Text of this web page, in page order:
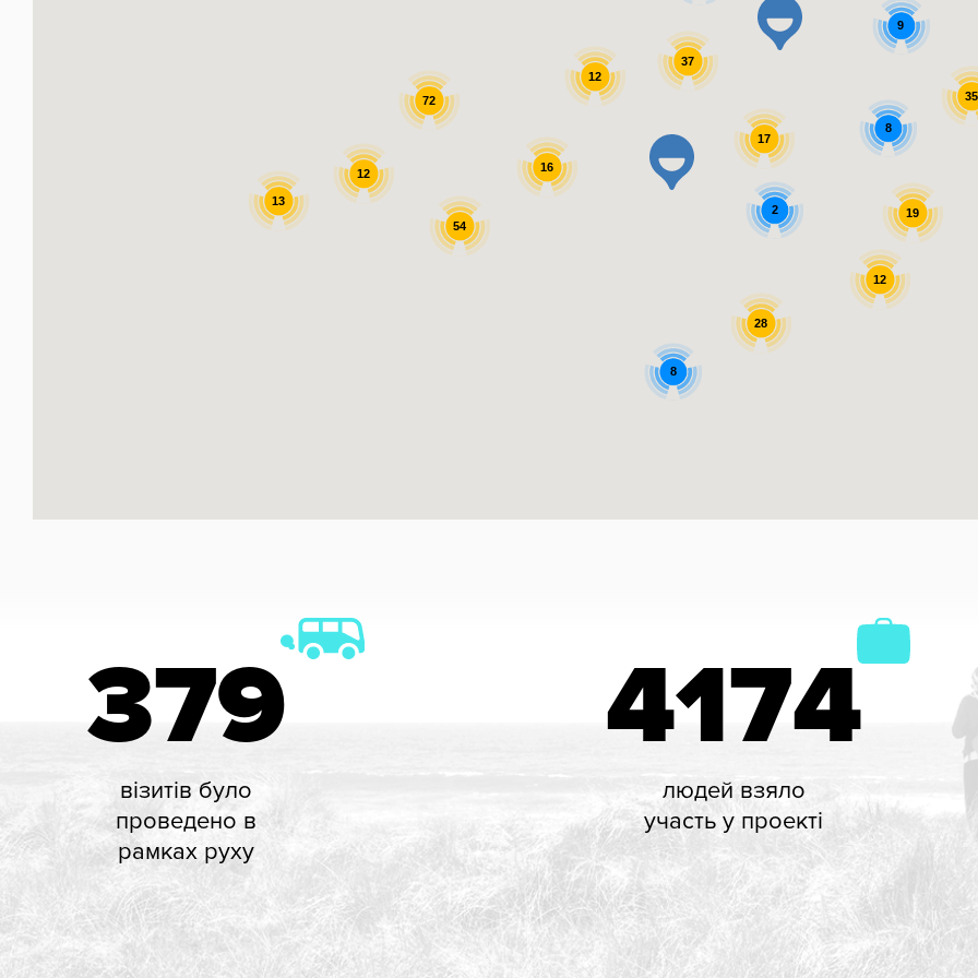
28
72
37
17
19
54
13
35
16
8
12
9
12
8
12
2
379
візитів було
проведено в
рамках руху
4174
людей взяло
участь у проекті